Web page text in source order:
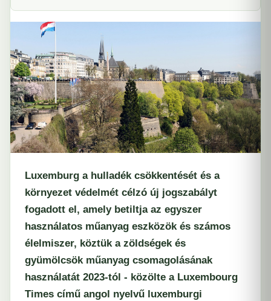
Luxemburg a hulladék csökkentését és a
környezet védelmét célzó új jogszabályt
fogadott el, amely betiltja az egyszer
használatos műanyag eszközök és számos
élelmiszer, köztük a zöldségek és
gyümölcsök műanyag csomagolásának
használatát 2023-tól - közölte a Luxembourg
Times című angol nyelvű luxemburgi